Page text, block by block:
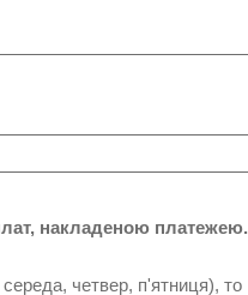
накладеною платежею.
четвер, п'ятниця), то